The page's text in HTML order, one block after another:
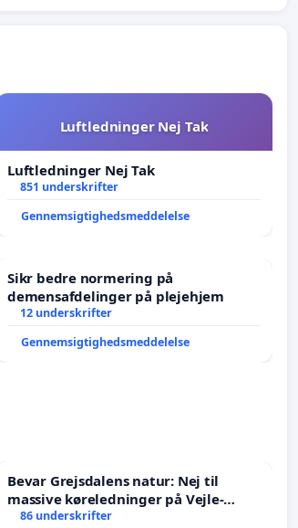
Luftledninger Nej Tak
Luftledninger Nej Tak
851 underskrifter
Gennemsigtighedsmeddelelse
Sikr bedre normering på
demensafdelinger på plejehjem
12 underskrifter
Gennemsigtighedsmeddelelse
Bevar Grejsdalens natur: Nej til
massive køreledninger på Vejle-
Struer-banen
86 underskrifter